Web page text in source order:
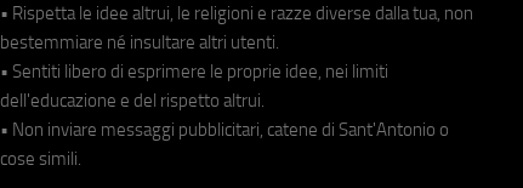
• Rispetta le idee altrui, le religioni e razze diverse dalla tua, non
bestemmiare né insultare altri utenti.
• Sentiti libero di esprimere le proprie idee, nei limiti
dell'educazione e del rispetto altrui.
• Non inviare messaggi pubblicitari, catene di Sant'Antonio o
cose simili.